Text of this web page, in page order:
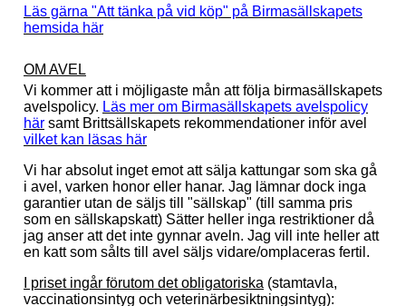
Läs gärna "Att tänka på vid köp" på Birmasällskapets
hemsida här
OM AVEL
Vi kommer att i möjligaste mån att följa birmasällskapets
avelspolicy. Läs mer om Birmasällskapets avelspolicy
här samt Brittsällskapets rekommendationer inför avel
vilket kan läsas här
Vi har absolut inget emot att sälja kattungar som ska gå
i avel, varken honor eller hanar. Jag lämnar dock inga
garantier utan de säljs till "sällskap" (till samma pris
som en sällskapskatt) Sätter heller inga restriktioner då
jag anser att det inte gynnar aveln. Jag vill inte heller att
en katt som sålts till avel säljs vidare/omplaceras fertil.
I priset ingår förutom det obligatoriska (stamtavla,
vaccinationsintyg och veterinärbesiktningsintyg):